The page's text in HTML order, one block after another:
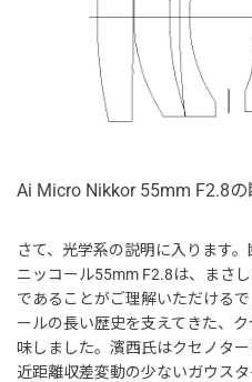
Ai Micro Nikkor 55mm F2.8の
さて、光学系の説明に入ります
ニッコール55mm F2.8は、まさ
であることがご理解いただける
ールの長い歴史を支えてきた、
味しました。濱西氏はクセノタ
近距離収差変動の少ないガウス